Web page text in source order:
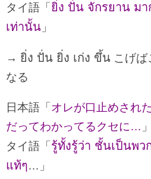
タイ語「 ยิ่ง ปั่น จักรยาน มา
เท่านั้น 」
→ ยิ่ง ปั่น ยิ่ง เก่ง ขึ้น こげば
なる
日本語「 オレが口止めされ
だってわかってるクセに… 」
タイ語「 รู้ทั้งรู้ว่า ชั้นเป็นพว
แท้ๆ…」